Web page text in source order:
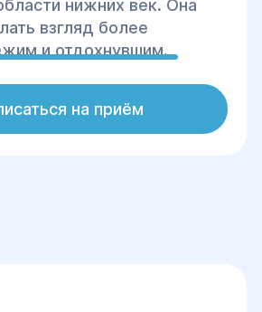
нижних век. Она
взгляд более
и отдохнувшим.
на приём